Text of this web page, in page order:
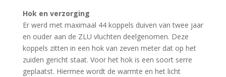
Hok en verzorging
Er werd met maximaal 44 koppels duiven van twee jaar
en ouder aan de ZLU vluchten deelgenomen. Deze
koppels zitten in een hok van zeven meter dat op het
zuiden gericht staat. Voor het hok is een soort serre
geplaatst. Hiermee wordt de warmte en het licht